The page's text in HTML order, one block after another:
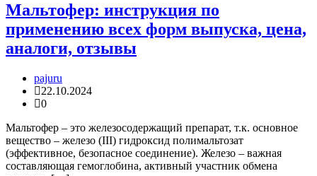
Мальтофер: инструкция по
применению всех форм выпуска, цена,
аналоги, отзывы
pajuru
22.10.2024
0
Мальтофер – это железосодержащий препарат, т.к. основное
вещество – железо (III) гидроксид полимальтозат
(эффективное, безопасное соединение). Железо – важная
составляющая гемоглобина, активный участник обмена